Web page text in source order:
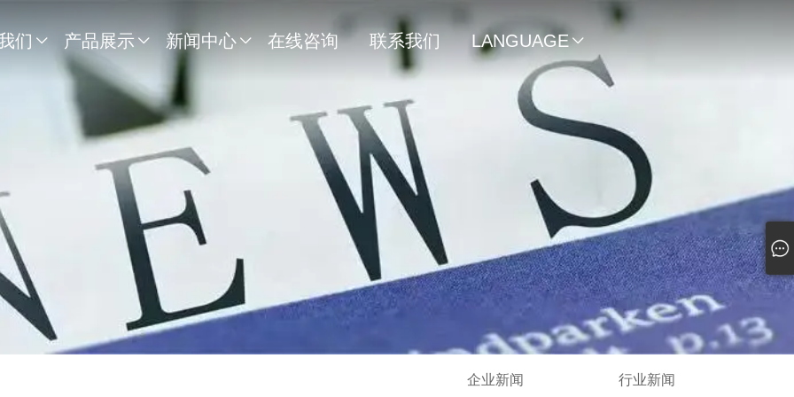
们  产品展示  新闻中心  在线咨询 联系我们 LANGUAGE 
企业新闻 行业新闻